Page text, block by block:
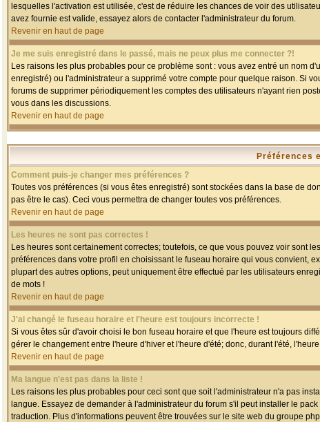
lesquelles l'activation est utilisée, c'est de réduire les chances de voir des
avez fournie est valide, essayez alors de contacter l'administrateur du forum.
Revenir en haut de page
Je me suis enregistré dans le passé, mais ne peux plus me connecter ?!
Les raisons les plus probables pour ce problème sont : vous avez entré un nom
enregistré) ou l'administrateur a supprimé votre compte pour quelque raison. Si
forums de supprimer périodiquement les comptes des utilisateurs n'ayant rien
vous dans les discussions.
Revenir en haut de page
Préférences
Comment puis-je changer mes préférences ?
Toutes vos préférences (si vous êtes enregistré) sont stockées dans la base de
pas être le cas). Ceci vous permettra de changer toutes vos préférences.
Revenir en haut de page
Les heures ne sont pas correctes !
Les heures sont certainement correctes; toutefois, ce que vous pouvez voir sont
préférences dans votre profil en choisissant le fuseau horaire qui vous convient,
plupart des autres options, peut uniquement être effectué par les utilisateurs
de mots !
Revenir en haut de page
J'ai changé le fuseau horaire et l'heure est toujours incorrecte !
Si vous êtes sûr d'avoir choisi le bon fuseau horaire et que l'heure est toujours
gérer le changement entre l'heure d'hiver et l'heure d'été; donc, durant l'été,
Revenir en haut de page
Ma langue n'est pas dans la liste !
Les raisons les plus probables pour ceci sont que soit l'administrateur n'a pas
langue. Essayez de demander à l'administrateur du forum s'il peut installer le
traduction. Plus d'informations peuvent être trouvées sur le site web du groupe